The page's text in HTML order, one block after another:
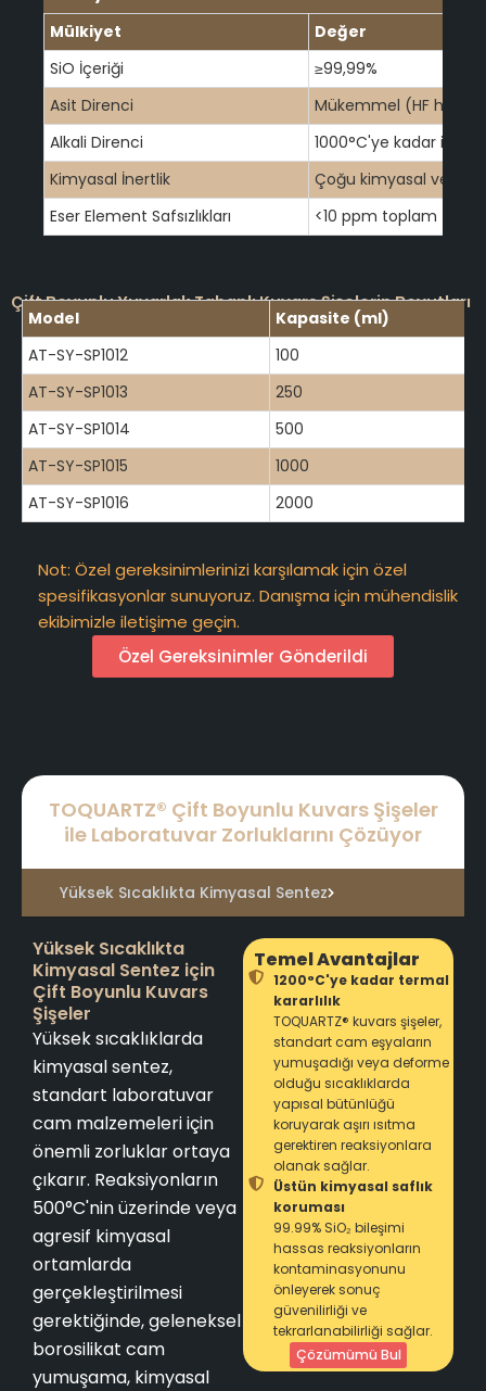
Mülkiyet
Değer
SiO İçeriği
≥99,99%
Asit Direnci
Mükemmel (HF hariç)
Alkali Direnci
1000°C'ye kadar iyi
Kimyasal İnertlik
Çoğu kimyasal ve
Eser Element Safsızlıkları
<10 ppm toplam
Çift Boyunlu Yuvarlak Tabanlı Kuvars Şişelerin Boyutları
Model
Kapasite (ml)
AT-SY-SP1012
100
AT-SY-SP1013
250
AT-SY-SP1014
500
AT-SY-SP1015
1000
AT-SY-SP1016
2000
Not: Özel gereksinimlerinizi karşılamak için özel
spesifikasyonlar sunuyoruz. Danışma için mühendislik
ekibimizle iletişime geçin.
Özel Gereksinimler Gönderildi
TOQUARTZ® Çift Boyunlu Kuvars Şişeler
ile Laboratuvar Zorluklarını Çözüyor
Yüksek Sıcaklıkta Kimyasal Sentez
Yüksek Sıcaklıkta
Kimyasal Sentez için
Çift Boyunlu Kuvars
Şişeler
Yüksek sıcaklıklarda
kimyasal sentez,
standart laboratuvar
cam malzemeleri için
önemli zorluklar ortaya
çıkarır. Reaksiyonların
500°C'nin üzerinde veya
agresif kimyasal
ortamlarda
gerçekleştirilmesi
gerektiğinde, geleneksel
borosilikat cam
yumuşama, kimyasal
Temel Avantajlar
1200°C'ye kadar termal
kararlılık
TOQUARTZ® kuvars şişeler,
standart cam eşyaların
yumuşadığı veya deforme
olduğu sıcaklıklarda
yapısal bütünlüğü
koruyarak aşırı ısıtma
gerektiren reaksiyonlara
olanak sağlar.
Üstün kimyasal saflık
koruması
99.99% SiO₂ bileşimi
hassas reaksiyonların
kontaminasyonunu
önleyerek sonuç
güvenilirliği ve
tekrarlanabilirliği sağlar.
Çözümümü Bul